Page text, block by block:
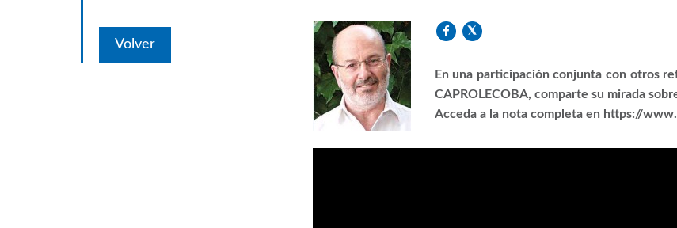
Volver
En una participación conjunta con otros
CAPROLECOBA, comparte su mirada
Acceda a la nota completa en https://